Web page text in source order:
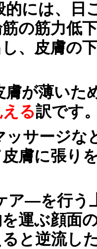
的には、日
の筋力低
、皮膚の
膚が薄い
る訳です
ッサージ
膚に張り
ア―を行う
運ぶ顔面
と逆流し